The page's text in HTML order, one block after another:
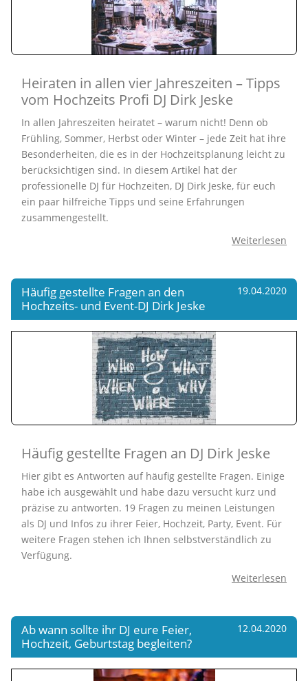
Heiraten in allen vier Jahreszeiten – Tipps
vom Hochzeits Profi DJ Dirk Jeske
In allen Jahreszeiten heiratet – warum nicht! Denn ob
Frühling, Sommer, Herbst oder Winter – jede Zeit hat ihre
Besonderheiten, die es in der Hochzeitsplanung leicht zu
berücksichtigen sind. In diesem Artikel hat der
professionelle DJ für Hochzeiten, DJ Dirk Jeske, für euch
ein paar hilfreiche Tipps und seine Erfahrungen
zusammengestellt.
Weiterlesen
19.04.2020
Häufig gestellte Fragen an den
Hochzeits- und Event-DJ Dirk Jeske
Häufig gestellte Fragen an DJ Dirk Jeske
Hier gibt es Antworten auf häufig gestellte Fragen. Einige
habe ich ausgewählt und habe dazu versucht kurz und
präzise zu antworten. 19 Fragen zu meinen Leistungen
als DJ und Infos zu ihrer Feier, Hochzeit, Party, Event. Für
weitere Fragen stehen ich Ihnen selbstverständlich zu
Verfügung.
Weiterlesen
12.04.2020
Ab wann sollte ihr DJ eure Feier,
Hochzeit, Geburtstag begleiten?